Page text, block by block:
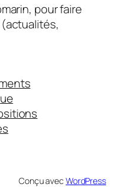
pour faire
Conçu avec WordPress